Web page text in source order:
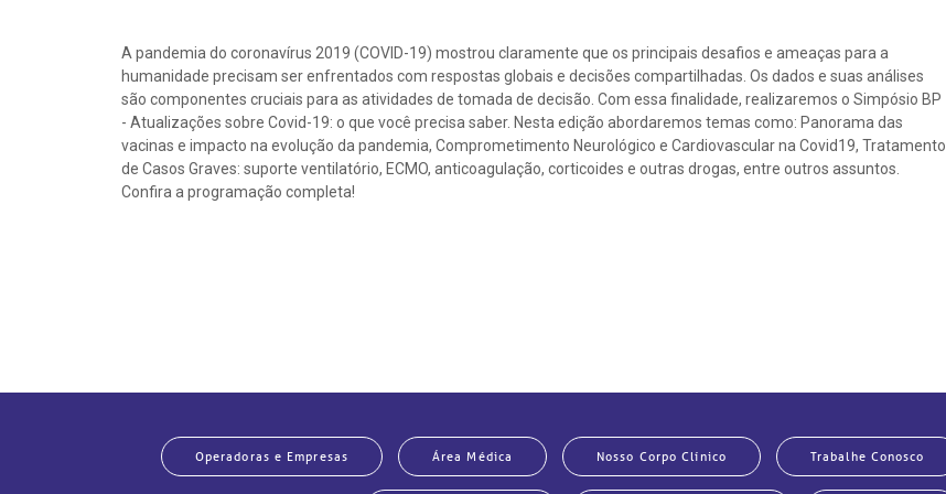
A pandemia do coronavírus 2019 (COVID-19) mostrou claramente que os principais desafios e ameaças para a
humanidade precisam ser enfrentados com respostas globais e decisões compartilhadas. Os dados e suas análises
são componentes cruciais para as atividades de tomada de decisão. Com essa finalidade, realizaremos o Simpósio BP
- Atualizações sobre Covid-19: o que você precisa saber. Nesta edição abordaremos temas como: Panorama das
vacinas e impacto na evolução da pandemia, Comprometimento Neurológico e Cardiovascular na Covid19, Tratamento
de Casos Graves: suporte ventilatório, ECMO, anticoagulação, corticoides e outras drogas, entre outros assuntos.
Confira a programação completa!
Operadoras e Empresas Área Médica Nosso Corpo Clínico Trabalhe Conosco